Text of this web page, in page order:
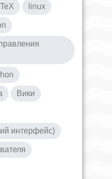
linux
Вики
интерфейс)